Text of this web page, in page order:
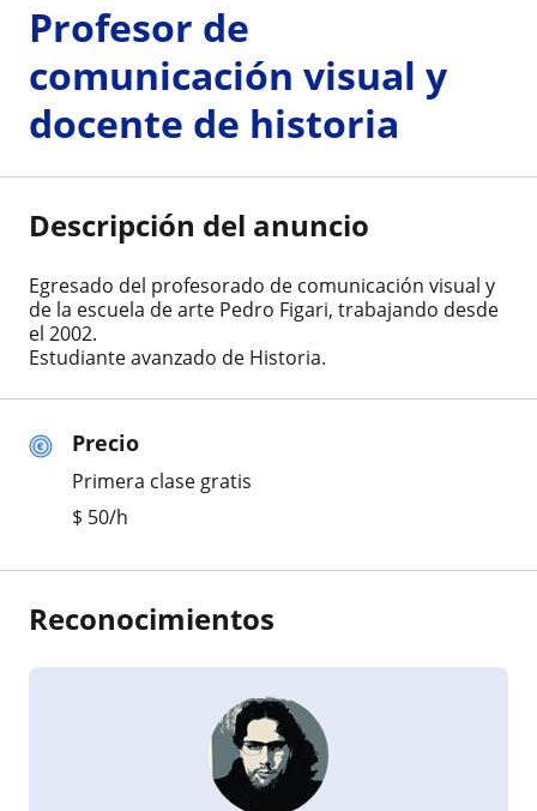
Precio
Primera clase gratis
$ 50/h
Profesor de
comunicación visual y
docente de historia
Descripción del anuncio
Egresado del profesorado de comunicación visual y
de la escuela de arte Pedro Figari, trabajando desde
el 2002.
Estudiante avanzado de Historia.
Reconocimientos